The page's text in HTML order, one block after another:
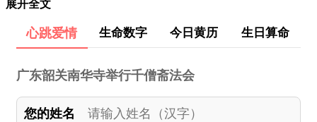
展开全文
心跳爱情 生命数字 今日黄历 生日算命
广东韶关南华寺举行千僧斋法会
您的姓名